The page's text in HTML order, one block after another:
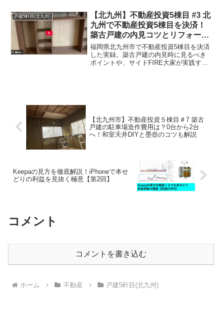
理由と、サイドFIRE大家が語る「人生の
謳歌」とは。
戸建5軒目(北九州)
【北九州】不動産投資5棟目 #3 北
九州で不動産投資5棟目を決済！
築古戸建の内見コツとリフォーム
戦略
福岡県北九州市で不動産投資5棟目を決済
した実録。築古戸建の内見時に見るべき
ポイントや、サイドFIRE大家が実践する
【北九州市】不動産投資５棟目＃7 築古
戸建の駐車場造作費用は？0台から2台
へ！和室天井DIYと墨壺のコツも解説
Keepaの見方を徹底解説！iPhoneで本せ
どりの利益を見抜く極意【第2回】
コメント
コメントを書き込む
ホーム 不動産 戸建5軒目(北九州)